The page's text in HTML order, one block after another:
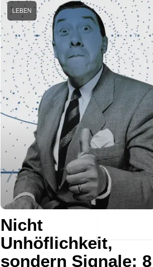
Nicht
Unhöflichkeit,
sondern Signale: 8
LEBEN